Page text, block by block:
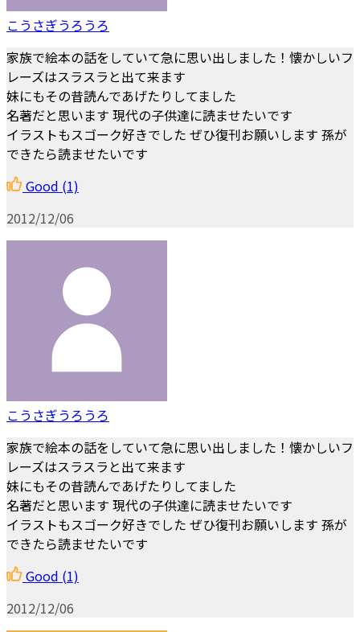
こうさぎうろうろ
家族で絵本の話をしていて急に思い出しました！懐かしいフ
レーズはスラスラと出て来ます
妹にもその昔読んであげたりしてました
名著だと思います 現代の子供達に読ませたいです
イラストもスゴーク好きでした ぜひ復刊お願いします 孫が
できたら読ませたいです
Good (1)
2012/12/06
こうさぎうろうろ
家族で絵本の話をしていて急に思い出しました！懐かしいフ
レーズはスラスラと出て来ます
妹にもその昔読んであげたりしてました
名著だと思います 現代の子供達に読ませたいです
イラストもスゴーク好きでした ぜひ復刊お願いします 孫が
できたら読ませたいです
Good (1)
2012/12/06